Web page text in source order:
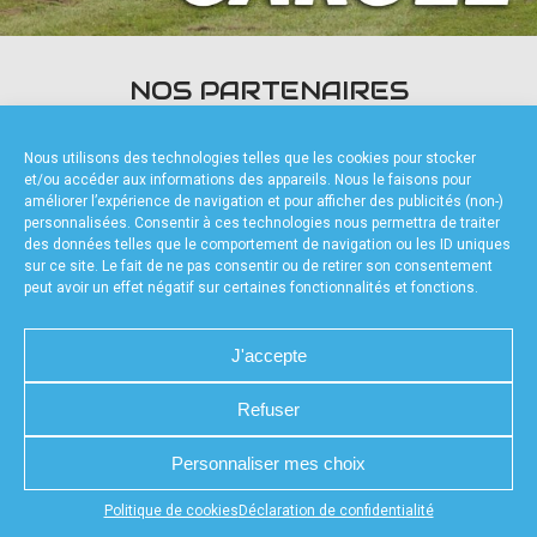
Nous utilisons des technologies telles que les cookies pour stocker
et/ou accéder aux informations des appareils. Nous le faisons pour
améliorer l’expérience de navigation et pour afficher des publicités (non-)
personnalisées. Consentir à ces technologies nous permettra de traiter
des données telles que le comportement de navigation ou les ID uniques
sur ce site. Le fait de ne pas consentir ou de retirer son consentement
peut avoir un effet négatif sur certaines fonctionnalités et fonctions.
J'accepte
Refuser
Personnaliser mes choix
Politique de cookies Déclaration de confidentialité
Appuyez sur le bouton partager en bas de votre
accéder à la billetterie
NOS PARTENAIRES
FOURNISSEURS TECHNIQUES
CHARTE DE CONFIDENTIALITÉ
MENTIONS LÉGALES
RÉALISÉ PAR L’AGENCE WEB A3WEB
POLITIQUE DE COOKIES (UE)
DÉCLARATION DE CONFIDENTIALITÉ (UE)